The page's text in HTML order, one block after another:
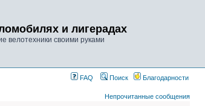
и лигерадах
велотехники своими руками
FAQ Поиск Благодарности
Непрочитанные сообщения